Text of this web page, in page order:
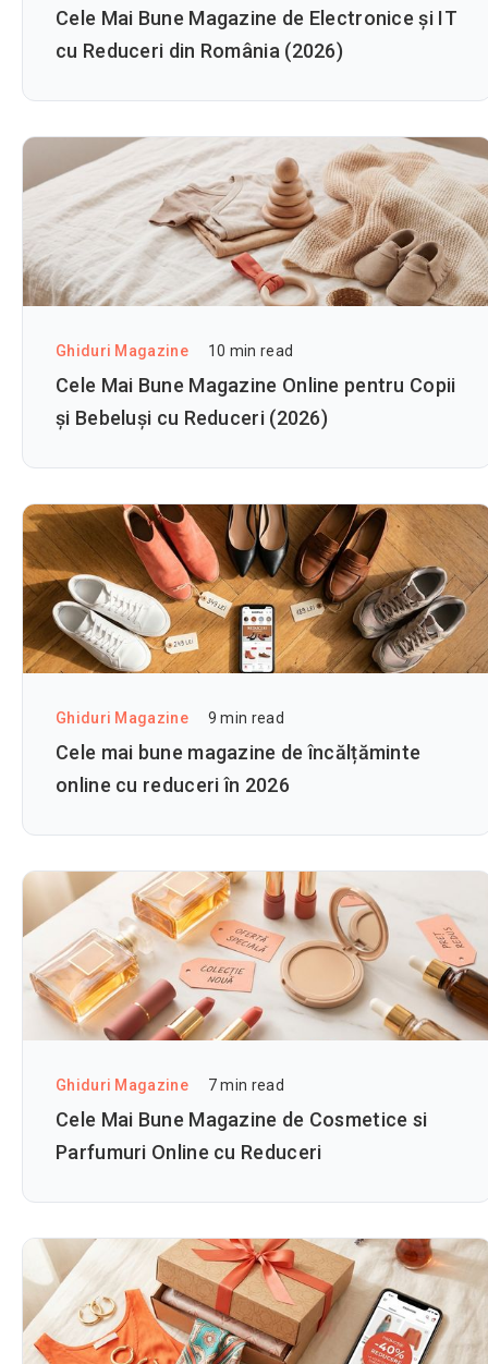
Cele Mai Bune Magazine de Electronice și IT
cu Reduceri din România (2026)
Ghiduri Magazine 10 min read
Cele Mai Bune Magazine Online pentru Copii
și Bebeluși cu Reduceri (2026)
Ghiduri Magazine 9 min read
Cele mai bune magazine de încălțăminte
online cu reduceri în 2026
Ghiduri Magazine 7min read
Cele Mai Bune Magazine de Cosmetice si
Parfumuri Online cu Reduceri